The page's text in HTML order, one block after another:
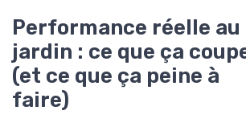
Performance réelle au
jardin : ce que ça
(et ce que ça peine à
faire)